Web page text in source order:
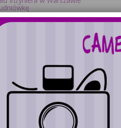
YouTube CAMERAlnie
LullaBaby - Nowe Wyzwanie
działa
reklamowej
pary
wesele
fotobudki
wesele - co wziąć pod uwagę?
– poradnik dla gości
imprezę